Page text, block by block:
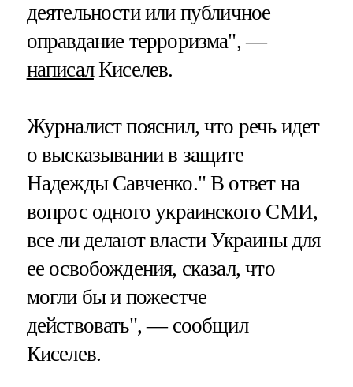
деятельности или публичное
оправдание терроризма", —
написалКиселев.
Журналист пояснил, что речь идет
о высказывании в защите
Надежды Савченко." В ответ на
вопрос одного украинского СМИ,
все ли делают власти Украины для
ее освобождения, сказал, что
могли бы и пожестче
действовать", — сообщил
Киселев.